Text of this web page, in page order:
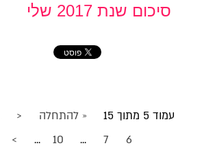
סיכום שנת 2017 שלי
עמוד 5 מתוך 15 « להתחלה <
6
7
...
10
...
>